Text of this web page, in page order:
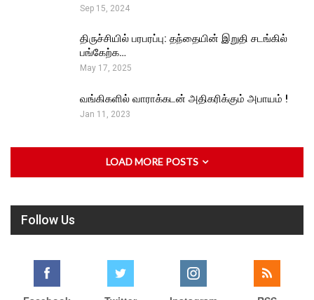
Sep 15, 2024
திருச்சியில் பரபரப்பு: தந்தையின் இறுதி சடங்கில்
பங்கேற்க…
May 17, 2025
வங்கிகளில் வாராக்கடன் அதிகரிக்கும் அபாயம் !
Jan 11, 2023
LOAD MORE POSTS
Follow Us